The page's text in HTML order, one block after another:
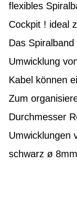
flexibles
Cockpit ! ideal
Das
Umwicklung
Kabel können
Zum
Durchmesser
Umwicklungen
schwarz ø